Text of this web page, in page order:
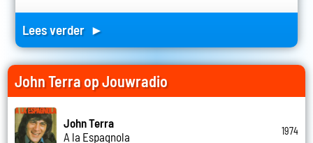
Lees verder ►
John Terra op Jouwradio
John Terra
A la Espagnola
1974